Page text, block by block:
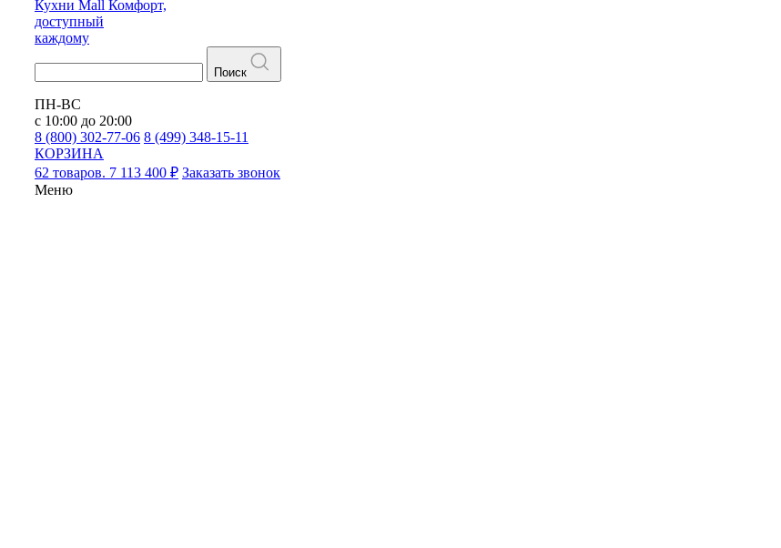
Кухни Mall Комфорт,
доступный
каждому
Поиск
ПН-ВС
с 10:00 до 20:00
8 (800) 302-77-06 8 (499) 348-15-11
КОРЗИНА
62 товаров. 7 113 400 ₽ Заказать звонок
Меню